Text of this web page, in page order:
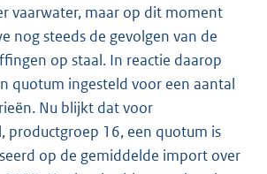
vaarwater, maar op dit moment
nog steeds de gevolgen van de
op staal. In reactie daarop
quotum ingesteld voor een aantal
Nu blijkt dat voor
productgroep 16, een quotum is
op de gemiddelde import over